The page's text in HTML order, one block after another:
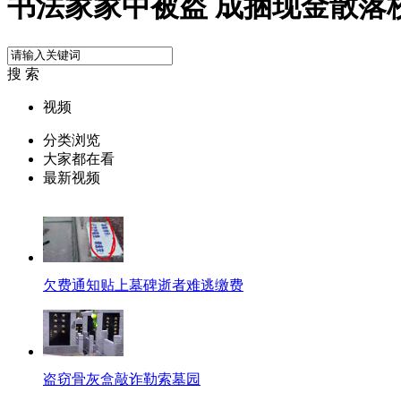
书法家家中被盗 成捆现金散落
搜 索
视频
分类浏览
大家都在看
最新视频
欠费通知贴上墓碑逝者难逃缴费
盗窃骨灰盒敲诈勒索墓园